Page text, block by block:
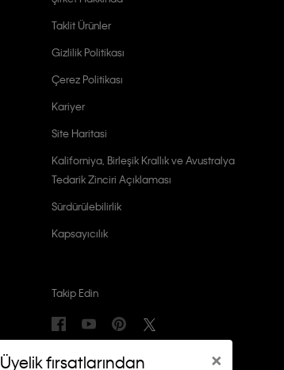
×
Üyelik fırsatlarından
Taklit Ürünler
Gizlilik Politikası
Çerez Politikası
Kariyer
Site Haritasi
Kaliforniya, Birleşik Krallık ve Avustralya
Tedarik Zinciri Açıklaması
Sürdürülebilirlik
Kapsayıcılık
Takip Edin